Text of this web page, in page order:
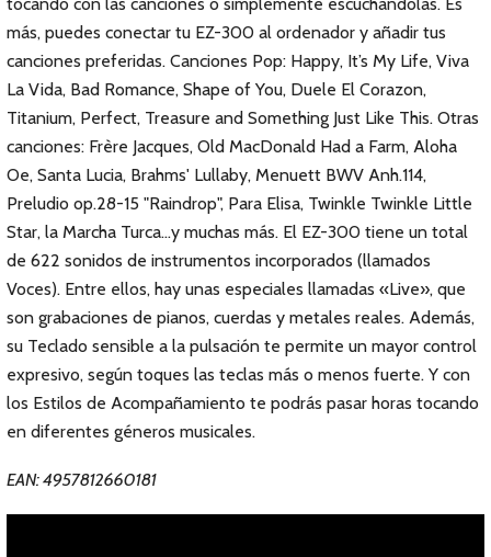
más, puedes conectar tu EZ-300 al ordenador y añadir tus
canciones preferidas. Canciones Pop: Happy, It’s My Life, Viva
La Vida, Bad Romance, Shape of You, Duele El Corazon,
Titanium, Perfect, Treasure and Something Just Like This. Otras
canciones: Frère Jacques, Old MacDonald Had a Farm, Aloha
Oe, Santa Lucia, Brahms' Lullaby, Menuett BWV Anh.114,
Preludio op.28-15 "Raindrop", Para Elisa, Twinkle Twinkle Little
Star, la Marcha Turca…y muchas más. El EZ-300 tiene un total
de 622 sonidos de instrumentos incorporados (llamados
Voces). Entre ellos, hay unas especiales llamadas «Live», que
son grabaciones de pianos, cuerdas y metales reales. Además,
su Teclado sensible a la pulsación te permite un mayor control
expresivo, según toques las teclas más o menos fuerte. Y con
los Estilos de Acompañamiento te podrás pasar horas tocando
en diferentes géneros musicales.
EAN: 4957812660181